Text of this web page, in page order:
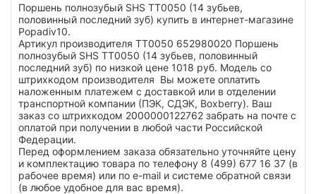
Поршень полнозубый SHS TT0050 (14 зубьев,
половинный последний зуб) купить в интернет-магазине
Popadiv10.
Артикул производителя TT0050 652980020 Поршень
полнозубый SHS TT0050 (14 зубьев, половинный
последний зуб) по низкой цене 1018 руб. Модель со
штрихкодом производителя Вы можете оплатить
наложенным платежем с доставкой или в отделении
транспортной компании (ПЭК, СДЭК, Boxberry). Ваш
заказ со штрихкодом 2000000122762 забрать на почте с
оплатой при получении в любой части Российской
Федерации.
Перед оформлением заказа обязательно уточняйте цену
и комплектацию товара по телефону 8 (499) 677 16 37 (в
рабочее время) или по e-mail и системе обратной связи
(в любое удобное для вас время).